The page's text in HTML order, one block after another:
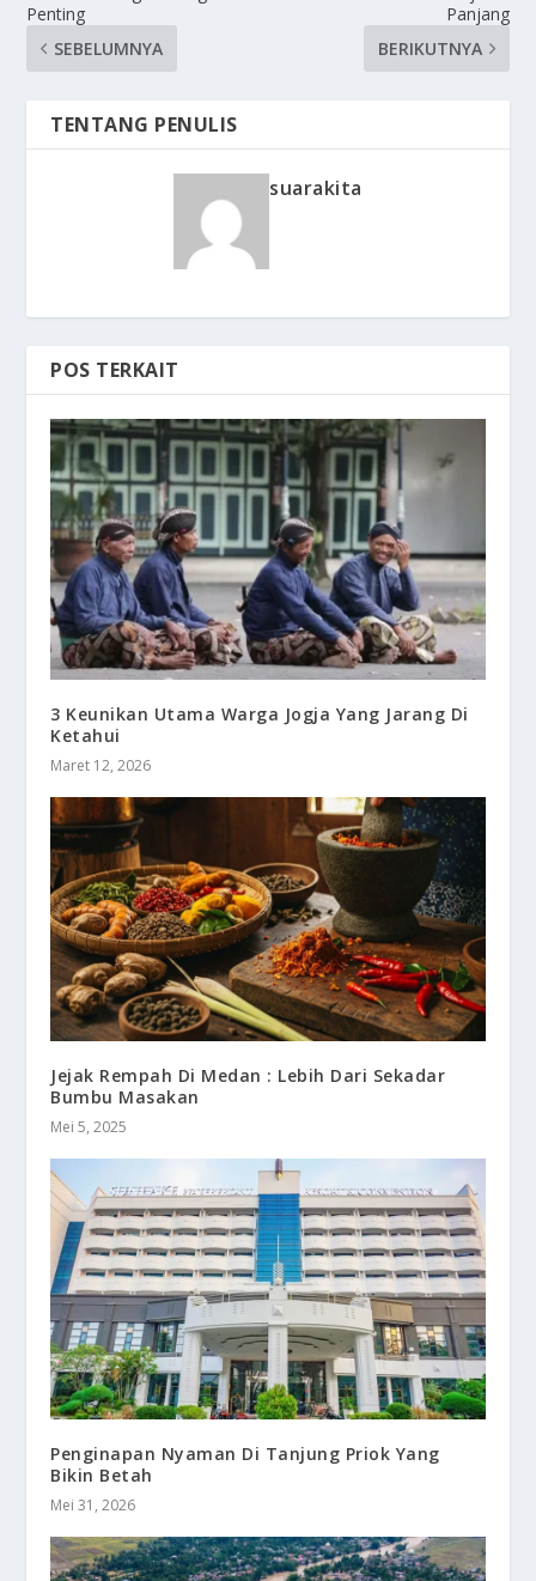
Penting
SEBELUMNYA
Panjang
BERIKUTNYA
TENTANG PENULIS
suarakita
POS TERKAIT
3 Keunikan Utama Warga Jogja Yang Jarang Di
Ketahui
Maret 12, 2026
Jejak Rempah Di Medan : Lebih Dari Sekadar
Bumbu Masakan
Mei 5, 2025
Penginapan Nyaman Di Tanjung Priok Yang
Bikin Betah
Mei 31, 2026